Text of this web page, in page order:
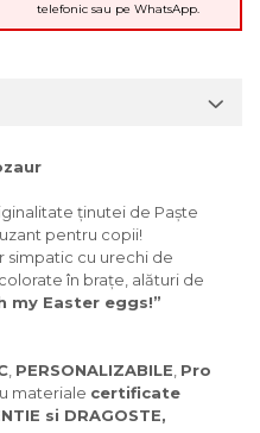
telefonic sau pe WhatsApp.
ținutei de Paște
pentru copii!
simpatic cu urechi de
în brațe, alături de
my Easter eggs!”
PERSONALIZABILE Produse
materiale certificate
si DRAGOSTE,